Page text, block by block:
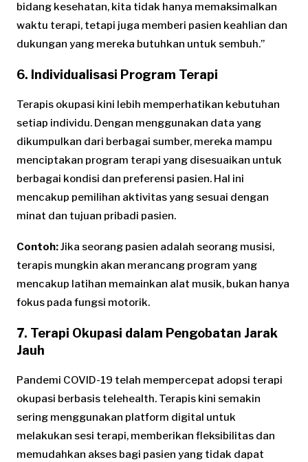
bidang kesehatan, kita tidak hanya memaksimalkan
waktu terapi, tetapi juga memberi pasien keahlian dan
dukungan yang mereka butuhkan untuk sembuh.”
6. Individualisasi Program Terapi
Terapis okupasi kini lebih memperhatikan kebutuhan
setiap individu. Dengan menggunakan data yang
dikumpulkan dari berbagai sumber, mereka mampu
menciptakan program terapi yang disesuaikan untuk
berbagai kondisi dan preferensi pasien. Hal ini
mencakup pemilihan aktivitas yang sesuai dengan
minat dan tujuan pribadi pasien.
Contoh:Jika seorang pasien adalah seorang musisi,
terapis mungkin akan merancang program yang
mencakup latihan memainkan alat musik, bukan hanya
fokus pada fungsi motorik.
7. Terapi Okupasi dalam Pengobatan Jarak
Jauh
Pandemi COVID-19 telah mempercepat adopsi terapi
okupasi berbasis telehealth. Terapis kini semakin
sering menggunakan platform digital untuk
melakukan sesi terapi, memberikan fleksibilitas dan
memudahkan akses bagi pasien yang tidak dapat